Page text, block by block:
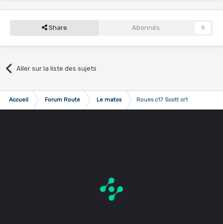
Share Abonnés 0
Aller sur la liste des sujets
Accueil Forum Route Le matos Roues c17 Scott cr1